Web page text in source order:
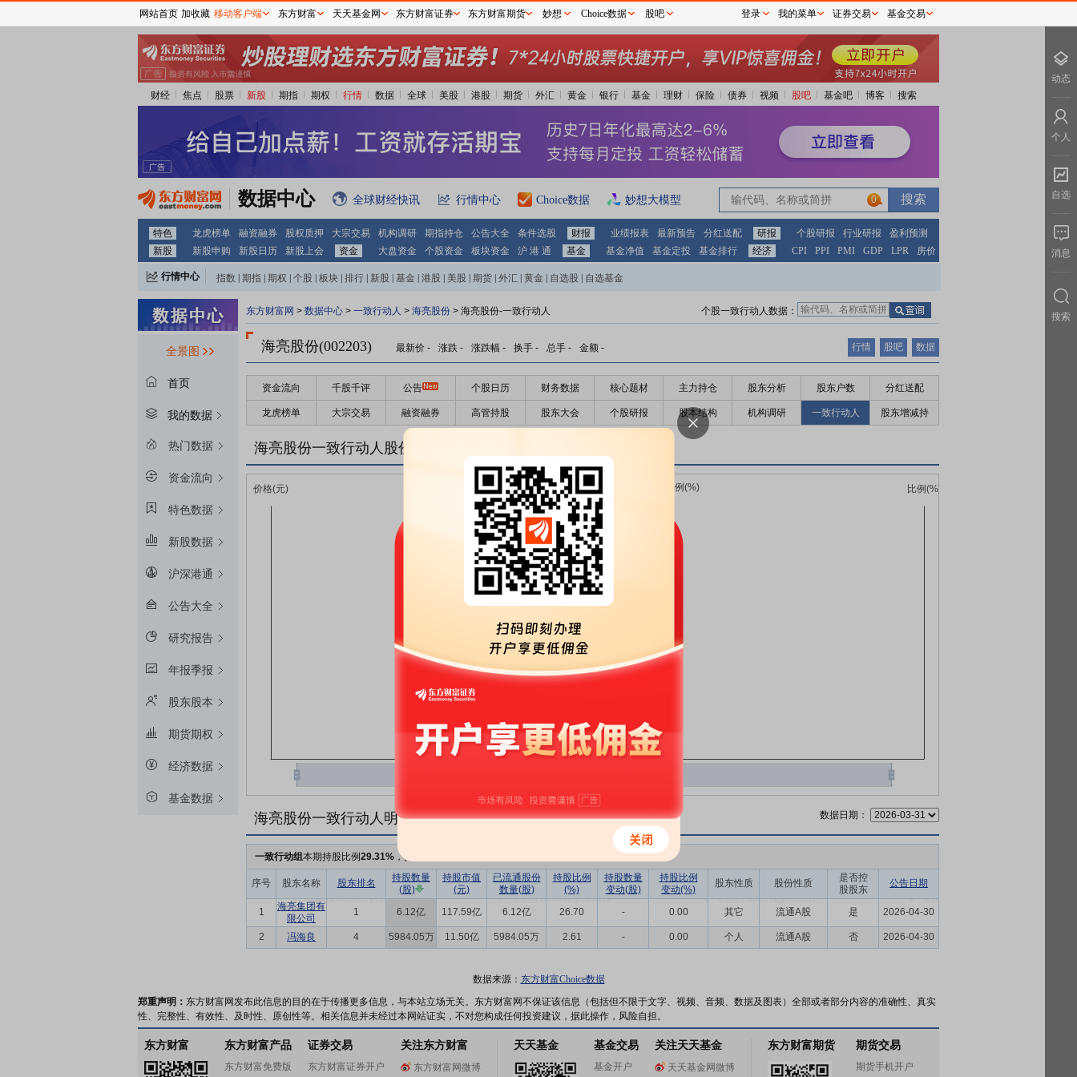
财经 焦点 股票 新股 期指 期权 行情 数据 全球 美股 港股 期货 外汇 黄金 银行 基金 理财 保险 债券 视频 股吧 基金吧 博客 搜索
数据中心 全球财经快讯 行情中心 Choice数据 妙想大模型 0
特色 龙虎榜单 融资融券 股权质押 大宗交易 机构调研 期指持仓 公告大全 条件选股 财报 业绩报表 最新预告 分红送配 研报 个股研报 行业研报
盈利预测
新股
新股申购 新股日历 新股上会 资金 大盘资金 个股资金 板块资金 沪 港 通 基金 基金净值 基金定投 基金排行 经济 CPI PPI PMI GDP LPR 房价
行情中心 指数 期指 期权 个股 板块 排行 新股 基金 港股 美股 期货 外汇 黄金 自选股 自选基金
全景图
首页
我的数据
热门数据
资金流向
特色数据
新股数据
沪深港通
公告大全
研究报告
年报季报
股东股本
期货期权
经济数据
基金数据
东方财富网 > 数据中心 > 一致行动人 > 海亮股份 > 海亮股份-一致行动人 个股一致行动人数据：
海亮股份(002203) 最新价 - 涨跌 - 涨跌幅 - 换手 - 总手 - 金额 - 行情 股吧 数据
资金流向 千股千评 公告 个股日历 财务数据 核心题材 主力持仓 股东分析 股东户数 分红送配
龙虎榜单 大宗交易 融资融券 高管持股 股东大会 个股研报 股本结构 机构调研 一致行动人 股东增减持
海亮股份一致行动人股份变化趋势图
海亮股份一致行动人明细 数据日期：
一致行动组本期持股比例29.31% ，持股数量
序号 股东名称 股东排名
持股数量
(股)
持股市值
(元)
已流通股份
数量(股)
持股比例
(%)
持股数量
变动(股)
持股比例
变动(%)
股东性质 股份性质
是否控
股股东
公告日期
1
海亮集团有
限公司
1 6.12亿 117.59亿 6.12亿 26.70 - 0.00 其它 流通A股 是 2026-04-30
2 冯海良 4 5984.05万 11.50亿 5984.05万 2.61 - 0.00 个人 流通A股 否 2026-04-30
数据来源： 东方财富Choice数据
郑重声明： 东方财富网发布此信息的目的在于传播更多信息，与本站立场无关。东方财富网不保证该信息（包括但不限于文字、视频、音频、数据及图表）全部或者部分内容的准确性、真实
性、完整性、有效性、及时性、原创性等。相关信息并未经过本网站证实，不对您构成任何投资建议，据此操作，风险自担。
东方财富 东方财富产品
东方财富免费版
证券交易
东方财富证券开户
关注东方财富
东方财富网微博
天天基金 基金交易
基金开户
关注天天基金
天天基金网微博
东方财富期货 期货交易
期货手机开户
网站首页 加收藏 移动客户端 东方财富 天天基金网 东方财富证券 东方财富期货 妙想 Choice数据 股吧 登录 我的菜单 证券交易 基金交易
动态
个人
自选
消息
搜索